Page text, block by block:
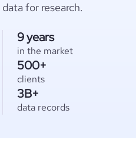
data for research.
9 years
in the market
500+
clients
3B+
data records